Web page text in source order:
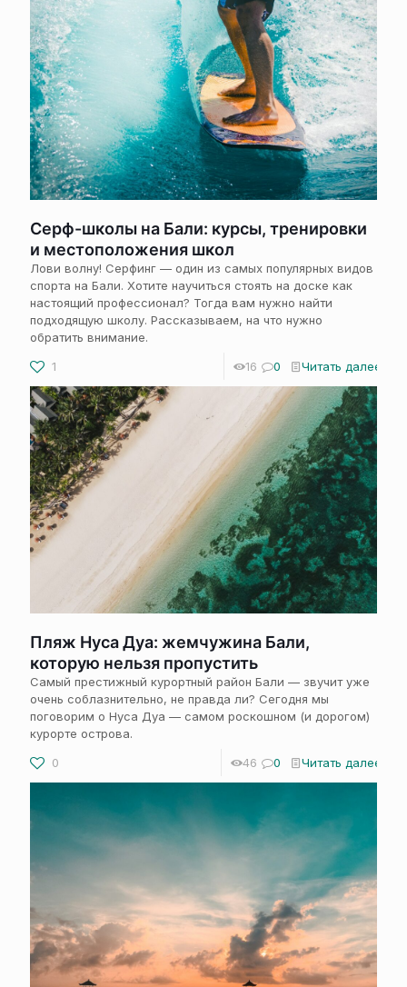
Серф-школы на Бали: курсы, тренировки
и местоположения школ
Лови волну! Серфинг — один из самых популярных видов
спорта на Бали. Хотите научиться стоять на доске как
настоящий профессионал? Тогда вам нужно найти
подходящую школу. Рассказываем, на что нужно
обратить внимание.
1
16 0 Читать далее
Пляж Нуса Дуа: жемчужина Бали,
которую нельзя пропустить
Самый престижный курортный район Бали — звучит уже
очень соблазнительно, не правда ли? Сегодня мы
поговорим о Нуса Дуа — самом роскошном (и дорогом)
курорте острова.
0
46 0 Читать далее